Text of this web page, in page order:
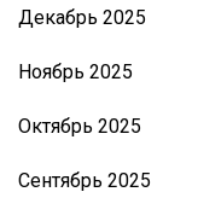
Декабрь 2025
Ноябрь 2025
Октябрь 2025
Сентябрь 2025